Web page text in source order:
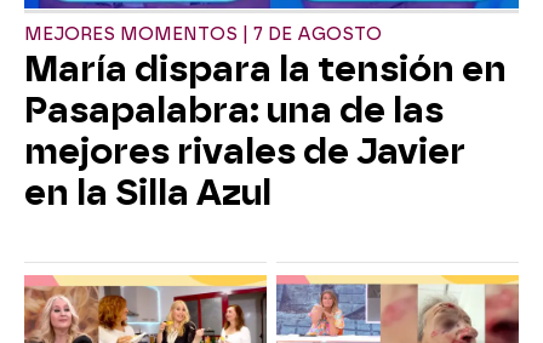
MEJORES MOMENTOS | 7 DE AGOSTO
María dispara la tensión en
Pasapalabra: una de las
mejores rivales de Javier
en la Silla Azul